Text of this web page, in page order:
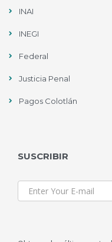
INAI
INEGI
Federal
Justicia Penal
Pagos Colotlán
SUSCRIBIR